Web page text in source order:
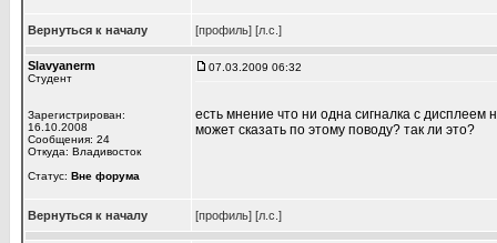
Вернуться к началу [профиль] [л.с.]
Slavyanerm
Студент
Зарегистрирован:
16.10.2008
Сообщения: 24
Откуда: Владивосток
Статус: Вне форума
07.03.2009 06:32
есть мнение что ни одна сигналка с
может сказать по этому поводу? так ли это?
Вернуться к началу [профиль] [л.с.]